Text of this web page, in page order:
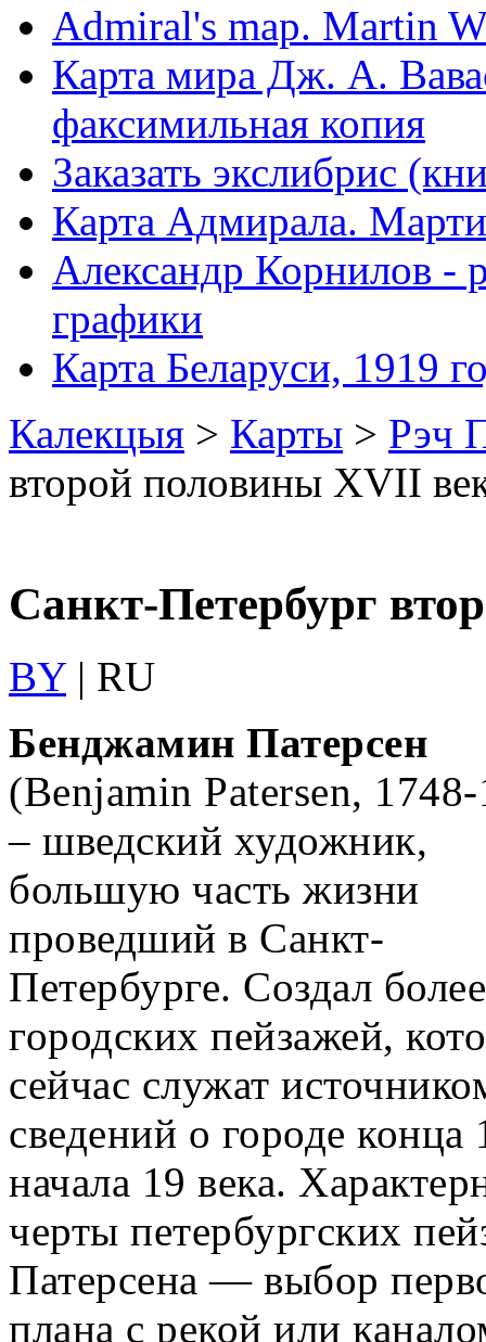
Admiral's map. Martin
Карта мира Дж. А.
факсимильная копия
Заказать экслибрис
Карта Адмирала.
Александр Корнилов -
графики
Карта Беларуси, 1919
Калекцыя > Карты > Рэч
второй половины XVII
Санкт-Петербург
BY| RU
Бенджамин Патерсен
(Benjamin Patersen,
– шведский художник,
большую часть жизни
проведший в Санкт-
Петербурге. Создал
городских пейзажей,
сейчас служат
сведений о городе конца
начала 19 века.
черты петербургских
Патерсена — выбор
плана с рекой или